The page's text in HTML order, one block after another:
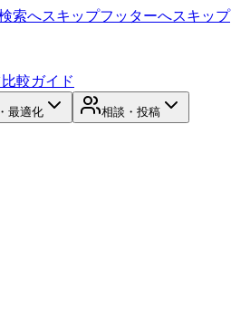
索へスキップフッターへスキップ
較ガイド
最適化 相談・投稿